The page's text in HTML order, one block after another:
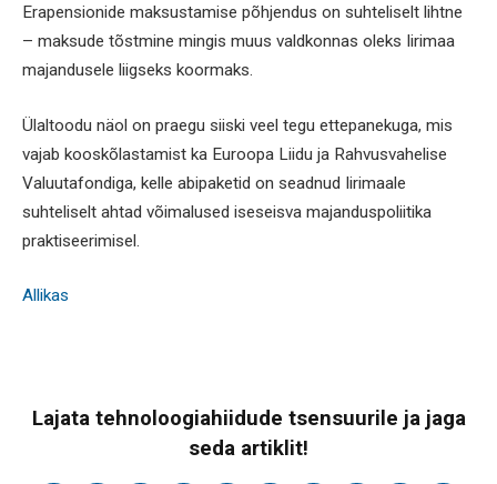
Erapensionide maksustamise põhjendus on suhteliselt lihtne
– maksude tõstmine mingis muus valdkonnas oleks Iirimaa
majandusele liigseks koormaks.
Ülaltoodu näol on praegu siiski veel tegu ettepanekuga, mis
vajab kooskõlastamist ka Euroopa Liidu ja Rahvusvahelise
Valuutafondiga, kelle abipaketid on seadnud Iirimaale
suhteliselt ahtad võimalused iseseisva majanduspoliitika
praktiseerimisel.
Allikas
Lajata tehnoloogiahiidude tsensuurile ja jaga
seda artiklit!